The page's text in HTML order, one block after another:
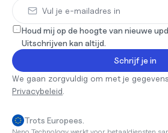
Schrijf je in
Houd mij op de hoogte van nieuwe
Uitschrijven kan altijd.
Privacybeleid
Trots Europees.